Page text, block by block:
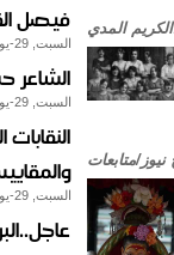
المدي
نيوز/متابعات
فيصل
السبت, 29-يوليو-2017
الشاعر
السبت, 29-يوليو-2017
السبت, 29-يوليو-2017